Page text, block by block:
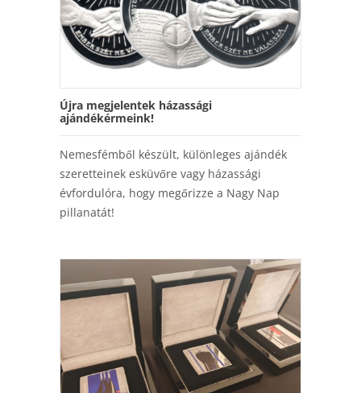
Újra megjelentek házassági
ajándékérmeink!
Nemesfémből készült, különleges ajándék
szeretteinek esküvőre vagy házassági
évfordulóra, hogy megőrizze a Nagy Nap
pillanatát!